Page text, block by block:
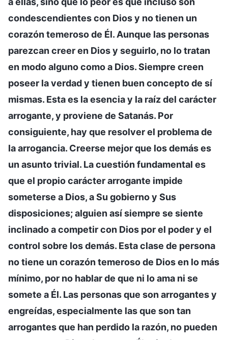
condescendientes con Dios y no tienen un
corazón temeroso de Él. Aunque las personas
parezcan creer en Dios y seguirlo, no lo tratan
en modo alguno como a Dios. Siempre creen
poseer la verdad y tienen buen concepto de sí
mismas. Esta es la esencia y la raíz del carácter
arrogante, y proviene de Satanás. Por
consiguiente, hay que resolver el problema de
la arrogancia. Creerse mejor que los demás es
un asunto trivial. La cuestión fundamental es
que el propio carácter arrogante impide
someterse a Dios, a Su gobierno y Sus
disposiciones; alguien así siempre se siente
inclinado a competir con Dios por el poder y el
control sobre los demás. Esta clase de persona
no tiene un corazón temeroso de Dios en lo más
mínimo, por no hablar de que ni lo ama ni se
somete a Él. Las personas que son arrogantes y
engreídas, especialmente las que son tan
arrogantes que han perdido la razón, no pueden